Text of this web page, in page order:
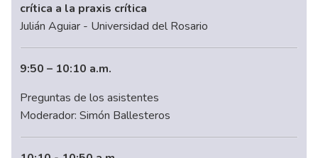
crítica a la praxis crítica
Julián Aguiar - Universidad del Rosario
9:50 – 10:10 a.m.
Preguntas de los asistentes
Moderador: Simón Ballesteros